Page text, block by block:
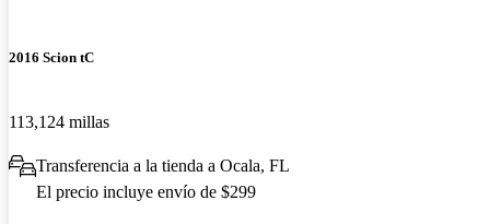
2016 Scion tC
113,124 millas
Transferencia a la tienda a Ocala, FL
El precio incluye envío de $299